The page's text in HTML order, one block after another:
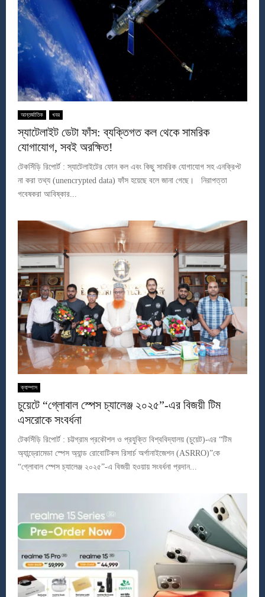
আন্তর্জাতিক খবর
স্যাটেলাইট ডেটা ফাঁস: ব্যক্তিগত কল থেকে সামরিক
যোগাযোগ, সবই অরক্ষিত!
টেকসিঁড়ি রিপোর্ট : স্যাটেলাইটের ফোন কল এবং কিছু সামরিক যোগাযোগ সহ এনক্রিপ্ট
না করা তথ্য (unencrypted data) ফাঁস হয়েছে বলে জানা গেছে। নিরাপত্তা
গবেষকরা আবিষ্কার...
ক্যাম্পাস
চুয়েটে “গ্লোবাল স্পেস চ্যালেঞ্জ ২০২৫”-এর বিজয়ী টিম
এসরোকে সংবর্ধনা
টেকসিঁড়ি রিপোর্ট : চট্টগ্রাম প্রকৌশল ও প্রযুক্তি বিশ্ববিদ্যালয় (চুয়েট)-এর “টিম
অ্যান্ড্রোমেডা স্পেস অ্যান্ড রোবোটিকস রিসার্চ অর্গানাইজেশন (ASRRO)”কে
“গ্লোবাল স্পেস চ্যালেঞ্জ ২০২৫”-এ বিজয়ী হওয়ায় সংবর্ধনা প্রদান...